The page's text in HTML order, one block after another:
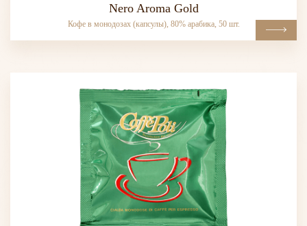
Nero Aroma Gold
Кофе в монодозах (капсулы), 80% арабика, 50 шт.